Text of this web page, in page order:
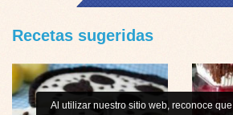
Recetas sugeridas
Al utilizar nuestro sitio web, reconoce